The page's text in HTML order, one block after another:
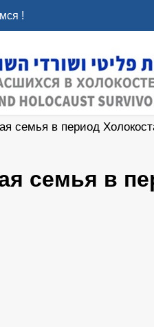
!
семья в период
семья в